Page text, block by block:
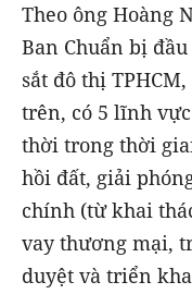
Theo ông Hoàng
Ban Chuẩn bị
sắt đô thị
trên, có 5 lĩnh
thời trong thời
hồi đất, giải
chính (từ khai
vay thương mại,
duyệt và triển